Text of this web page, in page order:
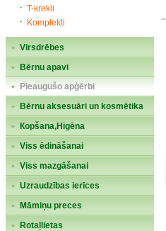
T-krekli
Komplekti
Virsdrēbes
Bērnu apavi
Pieaugušo apģērbi
Bērnu aksesuāri un kosmētika
Кopšana,Higēna
Viss ēdināšanai
Viss mazgāšanai
Uzraudzības ierīces
Māmiņu preces
Rotaļlietas